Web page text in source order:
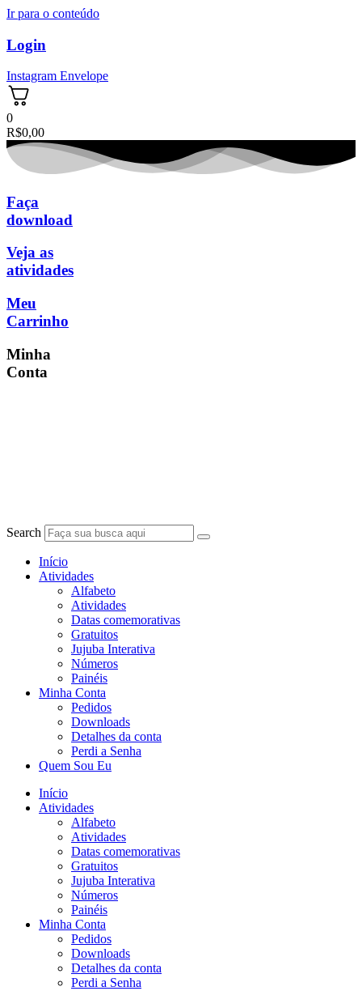
Ir para o conteúdo
Login
Instagram Envelope
0
R$0,00
Faça
download
Veja as
atividades
Meu
Carrinho
Minha
Conta
Search
Início
Atividades
Alfabeto
Atividades
Datas comemorativas
Gratuitos
Jujuba Interativa
Números
Painéis
Minha Conta
Pedidos
Downloads
Detalhes da conta
Perdi a Senha
Quem Sou Eu
Início
Atividades
Alfabeto
Atividades
Datas comemorativas
Gratuitos
Jujuba Interativa
Números
Painéis
Minha Conta
Pedidos
Downloads
Detalhes da conta
Perdi a Senha